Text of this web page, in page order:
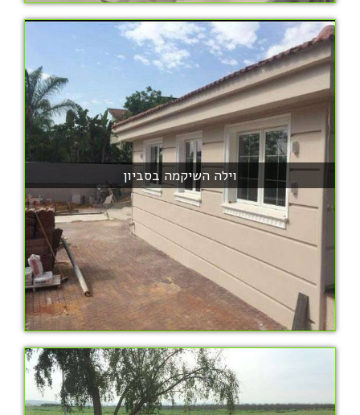
וילה השיקמה בסביון